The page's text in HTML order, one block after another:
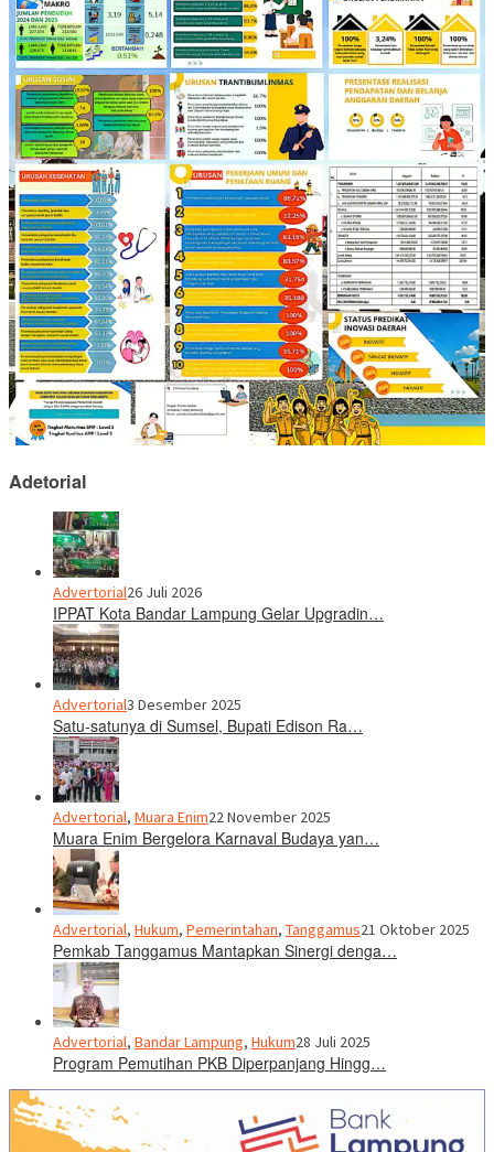
Adetorial
Advertorial26 Juli 2026
IPPAT Kota Bandar Lampung Gelar Upgradin…
Advertorial3 Desember 2025
Satu-satunya di Sumsel, Bupati Edison Ra…
Advertorial, Muara Enim22 November 2025
Muara Enim Bergelora Karnaval Budaya yan…
Advertorial, Hukum, Pemerintahan, Tanggamus21 Oktober 2025
Pemkab Tanggamus Mantapkan Sinergi denga…
Advertorial, Bandar Lampung, Hukum28 Juli 2025
Program Pemutihan PKB Diperpanjang Hingg…